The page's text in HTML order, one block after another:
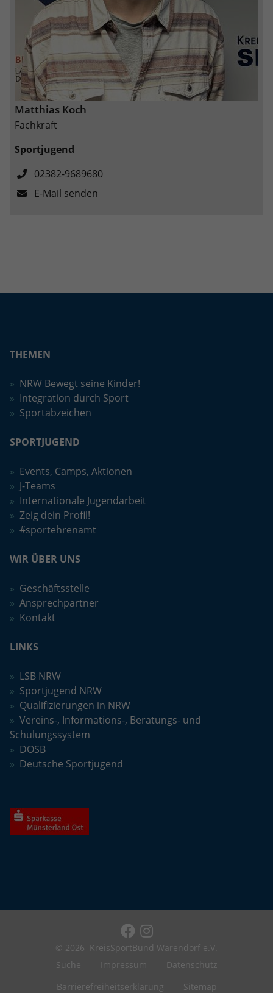
Matthias Koch
Fachkraft
Sportjugend
02382-9689680
E-Mail senden
THEMEN
NRW Bewegt seine Kinder!
Integration durch Sport
Sportabzeichen
SPORTJUGEND
Events, Camps, Aktionen
J-Teams
Internationale Jugendarbeit
Zeig dein Profil!
#sportehrenamt
WIR ÜBER UNS
Geschäftsstelle
Ansprechpartner
Kontakt
LINKS
LSB NRW
Sportjugend NRW
Qualifizierungen in NRW
Vereins-, Informations-, Beratungs- und
Schulungssystem
DOSB
Deutsche Sportjugend
© 2026 KreisSportBund Warendorf e.V.
Suche
Impressum
Datenschutz
Barrierefreiheitserklärung
Sitemap